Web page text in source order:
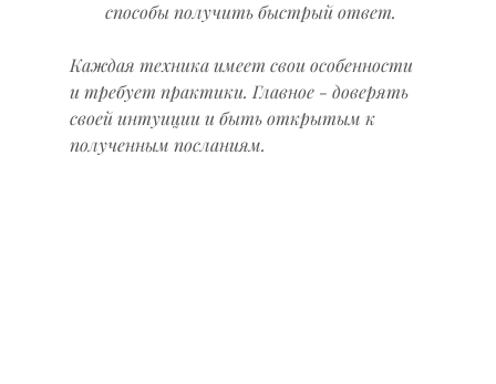
способы получить быстрый ответ.
Каждая техника имеет свои особенности
и требует практики. Главное - доверять
своей интуиции и быть открытым к
полученным посланиям.